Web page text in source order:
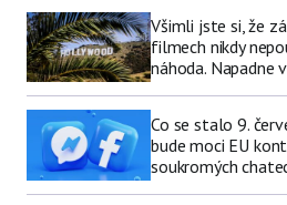
Všimli jste si, že
filmech nikdy
náhoda. Napadne
Co se stalo 9.
bude moci EU
soukromých